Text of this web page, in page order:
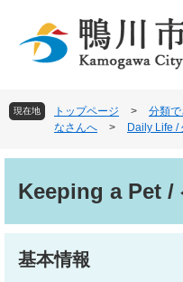
頭
で
。
飛
ば
て
現在地 トップページ > 分類
なさんへ
> Daily Life /
Keeping a Pet /
基本情報